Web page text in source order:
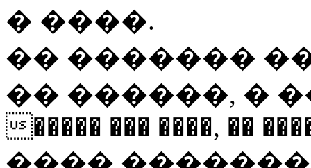
� ����.
�� �������
�� ������, �
����� ��� ����, ��